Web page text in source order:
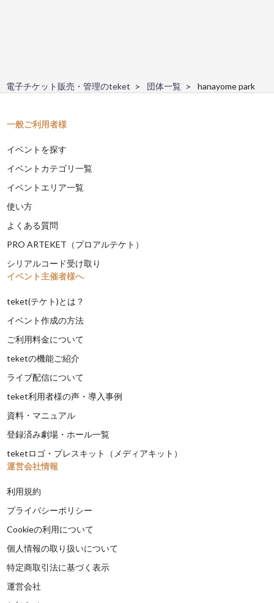
電子チケット販売・管理のteket 団体一覧 hanayome park
一般ご利用者様
イベントを探す
イベントカテゴリ一覧
イベントエリア一覧
使い方
よくある質問
PRO ARTEKET（プロアルテケト）
シリアルコード受け取り
イベント主催者様へ
teket(テケト)とは？
イベント作成の方法
ご利用料金について
teketの機能ご紹介
ライブ配信について
teket利用者様の声・導入事例
資料・マニュアル
登録済み劇場・ホール一覧
teketロゴ・プレスキット（メディアキット）
運営会社情報
利用規約
プライバシーポリシー
Cookieの利用について
個人情報の取り扱いについて
特定商取引法に基づく表示
運営会社